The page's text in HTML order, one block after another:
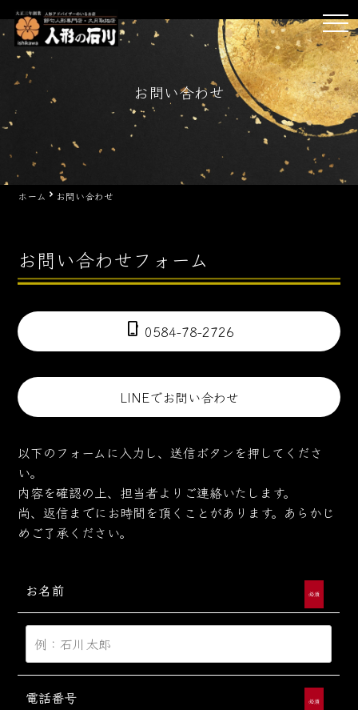
Skip
to
content
お問い合わせ
ホーム お問い合わせ
お問い合わせフォーム
phone_iphone 0584-78-2726
LINEでお問い合わせ
以下のフォームに入力し、送信ボタンを押してくださ
い。
内容を確認の上、担当者よりご連絡いたします。
尚、返信までにお時間を頂くことがあります。あらかじ
めご了承ください。
お名前 必須
電話番号 必須